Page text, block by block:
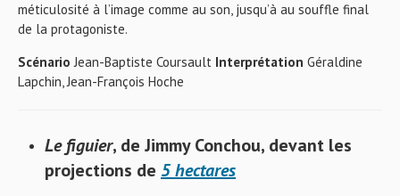
méticulosité à l’image comme au son, jusqu’à au souffle final
de la protagoniste.
Scénario Jean-Baptiste Coursault Interprétation Géraldine
Lapchin, Jean-François Hoche
Le figuier, de Jimmy Conchou, devant les
projections de 5 hectares